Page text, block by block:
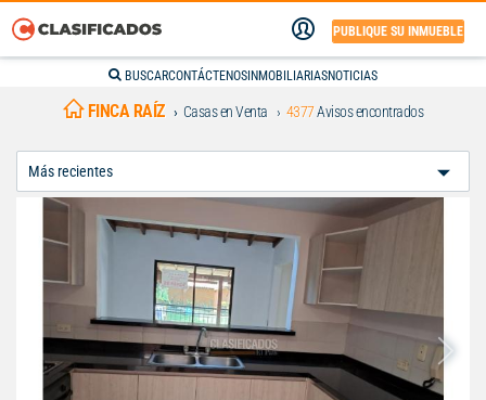
PUBLIQUE SU INMUEBLE
BUSCARCONTÁCTENOS INMOBILIARIASNOTICIAS
FINCA RAÍZ Casas en Venta 4377Avisos encontrados